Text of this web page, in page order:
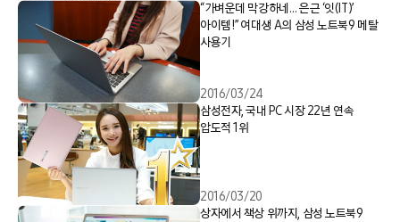
“가벼운데 막강하네… 은근 ‘잇(IT)’
아이템!” 여대생 A의 삼성 노트북9 메탈
사용기
2016/03/24
삼성전자, 국내 PC 시장 22년 연속
압도적 1위
2016/03/20
상자에서 책상 위까지, 삼성 노트북9